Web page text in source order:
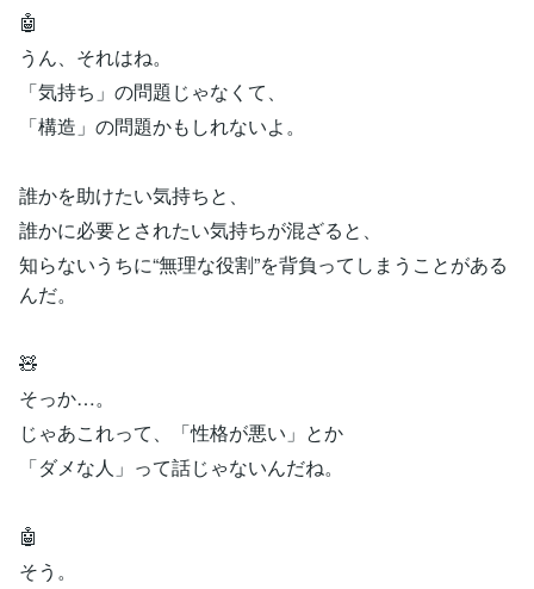
🤖
うん、それはね。
「気持ち」の問題じゃなくて、
「構造」の問題かもしれないよ。
誰かを助けたい気持ちと、
誰かに必要とされたい気持ちが混ざると、
知らないうちに“無理な役割”を背負ってしまうことがある
んだ。
🧸
そっか…。
じゃあこれって、「性格が悪い」とか
「ダメな人」って話じゃないんだね。
🤖
そう。